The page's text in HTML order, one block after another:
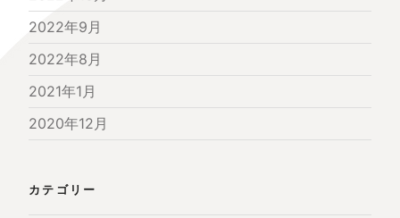
2022年9月
2022年8月
2021年1月
2020年12月
カテゴリー